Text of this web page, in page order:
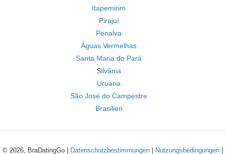
Itapemirim
Pirajuí
Penalva
Águas Vermelhas
Santa Maria do Pará
Silvânia
Uruana
São José do Campestre
Brasilien
© 2026, BraDatingGo | Datenschutzbestimmungen| Nutzungsbedingungen|